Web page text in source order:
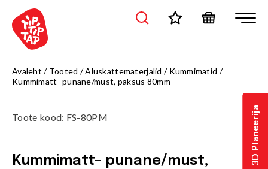
3D Planeerija
Avaleht / Tooted /Aluskattematerjalid / Kummimatid /
Kummimatt- punane/must, paksus 80mm
Toote kood: FS-80PM
Kummimatt- punane/must,